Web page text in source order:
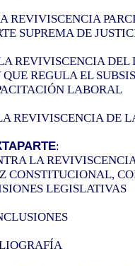
REVIVISCENCIA
SUPREMA DE
REVIVISCENCIA DEL
QUE REGULA EL
LABORAL
REVIVISCENCIA DE
:
LA
CONSTITUCIONAL,
LEGISLATIVAS